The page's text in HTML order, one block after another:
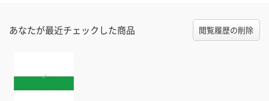
あなたが最近チェックした商品 閲覧履歴の削除